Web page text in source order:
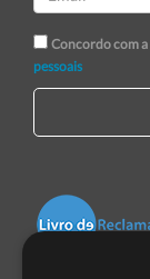
Concordo com a
pessoais